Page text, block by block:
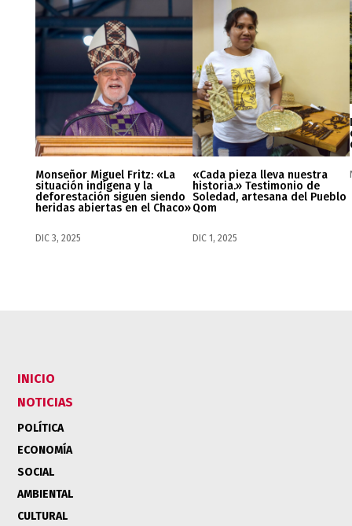
Monseñor Miguel Fritz: «La
situación indígena y la
deforestación siguen siendo
heridas abiertas en el Chaco»
DIC 3, 2025
«Cada pieza lleva nuestra
historia.» Testimonio de
Soledad, artesana del Pueblo
Qom
DIC 1, 2025
INICIO
NOTICIAS
POLÍTICA
ECONOMÍA
SOCIAL
AMBIENTAL
CULTURAL